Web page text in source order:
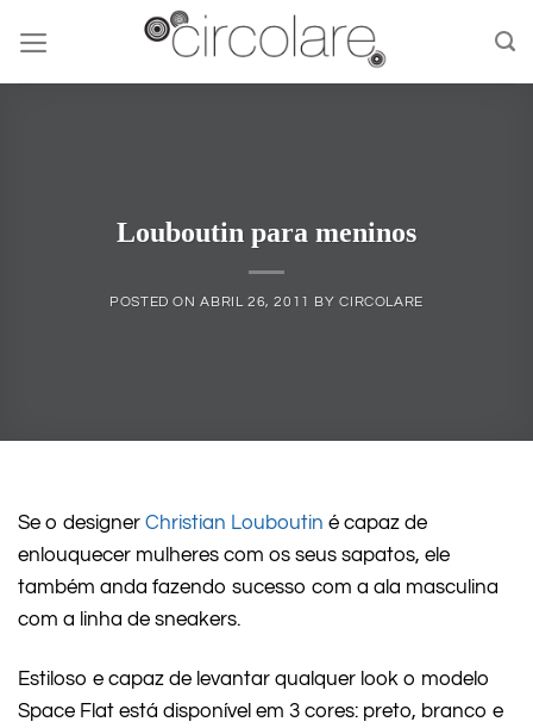
content
Louboutin para meninos
POSTED ONABRIL 26, 2011 BYCIRCOLARE
Se o designer Christian Louboutin é capaz de
enlouquecer mulheres com os seus sapatos, ele
também anda fazendo sucesso com a ala masculina
com a linha de sneakers.
Estiloso e capaz de levantar qualquer look o modelo
Space Flat está disponível em 3 cores: preto, branco e